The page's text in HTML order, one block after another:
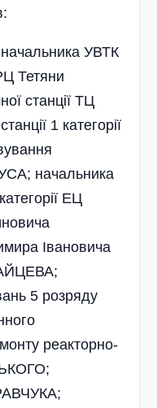
УВТК
Тетяни
станції ТЦ
1 категорії
начальника
ЕЦ
Івановича
5 розряду
реакторно-